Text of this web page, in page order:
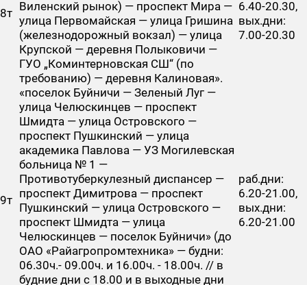
8т Виленский рынок) — проспект Мира —
улица Первомайская — улица Гришина
(железнодорожный вокзал) — улица
Крупской — деревня Полыковичи —
ГУО „Коминтерновская СШ“ (по
требованию) — деревня Калиновая».
6.40-20.30,
вых.дни:
7.00-20.30
9т
«поселок Буйничи — Зеленый Луг —
улица Челюскинцев — проспект
Шмидта — улица Островского —
проспект Пушкинский — улица
академика Павлова — УЗ Могилевская
больница № 1 —
Противотуберкулезный диспансер —
проспект Димитрова — проспект
Пушкинский — улица Островского —
проспект Шмидта — улица
Челюскинцев — поселок Буйничи» (до
ОАО «Райагропромтехника» — будни:
06.30ч.- 09.00ч. и 16.00ч. - 18.00ч. // в
будние дни с 18.00 и в выходные дни
раб.дни:
6.20-21.00,
вых.дни:
6.20-21.00